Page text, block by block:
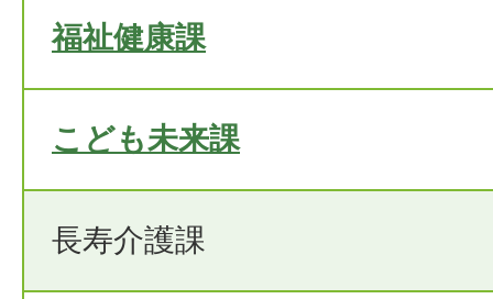
福祉健康課
こども未来課
長寿介護課